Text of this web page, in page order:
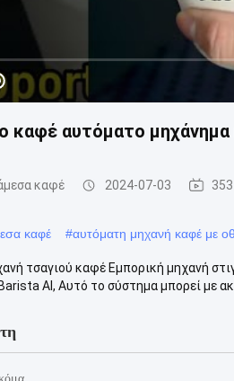
καφέ αυτόματο μηχάνημα
καφέ 2024-07-03
καφέ #αυτόματη μηχανή καφέ με
τσαγιού καφέ Εμπορική μηχανή
AI, Αυτό το σύστημα μπορεί με